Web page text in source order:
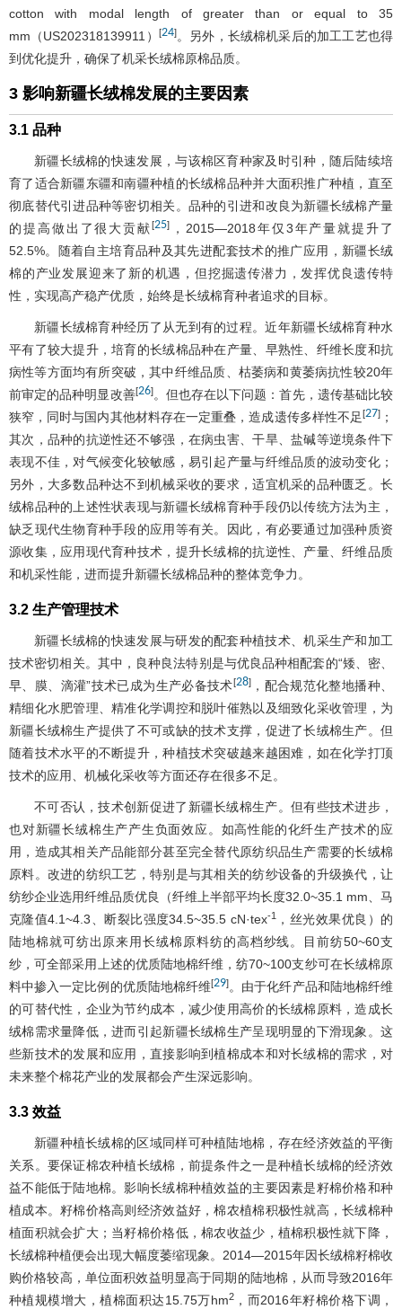
cotton with modal length of greater than or equal to 35
mm（US202318139911）
[24]。另外，长绒棉机采后的加工工艺也得
到优化提升，确保了机采长绒棉原棉品质。
3 影响新疆长绒棉发展的主要因素
3.1 品种
新疆长绒棉的快速发展，与该棉区育种家及时引种，随后陆续培
育了适合新疆东疆和南疆种植的长绒棉品种并大面积推广种植，直至
彻底替代引进品种等密切相关。品种的引进和改良为新疆长绒棉产量
的提高做出了很大贡献[25]
，2015―2018年仅3年产量就提升了
52.5%。随着自主培育品种及其先进配套技术的推广应用，新疆长绒
棉的产业发展迎来了新的机遇，但挖掘遗传潜力，发挥优良遗传特
性，实现高产稳产优质，始终是长绒棉育种者追求的目标。
新疆长绒棉育种经历了从无到有的过程。近年新疆长绒棉育种水
平有了较大提升，培育的长绒棉品种在产量、早熟性、纤维长度和抗
病性等方面均有所突破，其中纤维品质、枯萎病和黄萎病抗性较20年
前审定的品种明显改善[26]。但也存在以下问题：首先，遗传基础比较
狭窄，同时与国内其他材料存在一定重叠，造成遗传多样性不足[27] ；
其次，品种的抗逆性还不够强，在病虫害、干旱、盐碱等逆境条件下
表现不佳，对气候变化较敏感，易引起产量与纤维品质的波动变化；
另外，大多数品种达不到机械采收的要求，适宜机采的品种匮乏。长
绒棉品种的上述性状表现与新疆长绒棉育种手段仍以传统方法为主，
缺乏现代生物育种手段的应用等有关。因此，有必要通过加强种质资
源收集，应用现代育种技术，提升长绒棉的抗逆性、产量、纤维品质
和机采性能，进而提升新疆长绒棉品种的整体竞争力。
3.2 生产管理技术
新疆长绒棉的快速发展与研发的配套种植技术、机采生产和加工
技术密切相关。其中，良种良法特别是与优良品种相配套的“矮、密、
早、膜、滴灌”技术已成为生产必备技术[28]，配合规范化整地播种、
精细化水肥管理、精准化学调控和脱叶催熟以及细致化采收管理，为
新疆长绒棉生产提供了不可或缺的技术支撑，促进了长绒棉生产。但
随着技术水平的不断提升，种植技术突破越来越困难，如在化学打顶
技术的应用、机械化采收等方面还存在很多不足。
不可否认，技术创新促进了新疆长绒棉生产。但有些技术进步，
也对新疆长绒棉生产产生负面效应。如高性能的化纤生产技术的应
用，造成其相关产品能部分甚至完全替代原纺织品生产需要的长绒棉
原料。改进的纺织工艺，特别是与其相关的纺纱设备的升级换代，让
纺纱企业选用纤维品质优良（纤维上半部平均长度32.0~35.1 mm、马
克隆值4.1~4.3、断裂比强度34.5~35.5 cN·tex-1，丝光效果优良）的
陆地棉就可纺出原来用长绒棉原料纺的高档纱线。目前纺50~60支
纱，可全部采用上述的优质陆地棉纤维，纺70~100支纱可在长绒棉原
料中掺入一定比例的优质陆地棉纤维[29]。由于化纤产品和陆地棉纤维
的可替代性，企业为节约成本，减少使用高价的长绒棉原料，造成长
绒棉需求量降低，进而引起新疆长绒棉生产呈现明显的下滑现象。这
些新技术的发展和应用，直接影响到植棉成本和对长绒棉的需求，对
未来整个棉花产业的发展都会产生深远影响。
3.3 效益
新疆种植长绒棉的区域同样可种植陆地棉，存在经济效益的平衡
关系。要保证棉农种植长绒棉，前提条件之一是种植长绒棉的经济效
益不能低于陆地棉。影响长绒棉种植效益的主要因素是籽棉价格和种
植成本。籽棉价格高则经济效益好，棉农植棉积极性就高，长绒棉种
植面积就会扩大；当籽棉价格低，棉农收益少，植棉积极性就下降，
长绒棉种植便会出现大幅度萎缩现象。2014―2015年因长绒棉籽棉收
购价格较高，单位面积效益明显高于同期的陆地棉，从而导致2016年
种植规模增大，植棉面积达15.75万hm2，而2016年籽棉价格下调，